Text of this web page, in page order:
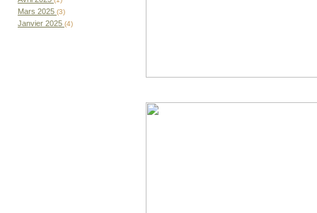
Mars 2025 (3)
Janvier 2025 (4)